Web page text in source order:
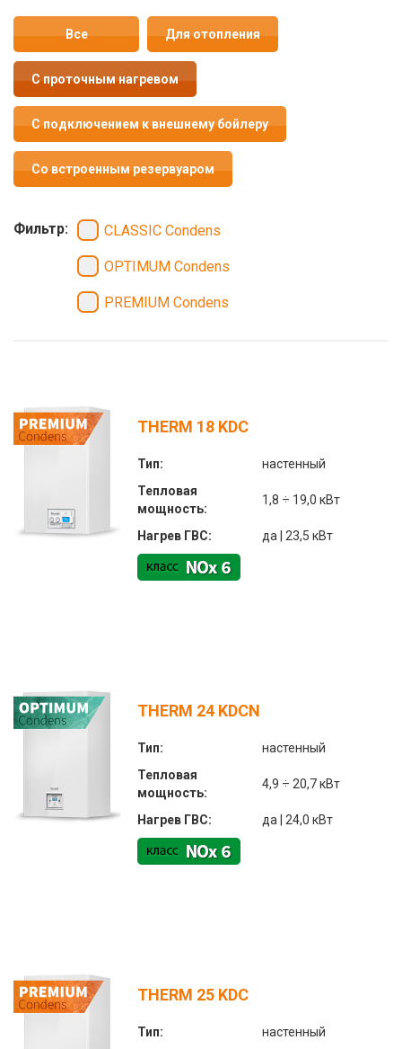
Все Для отопления
С проточным нагревом
С подключением к внешнему бойлеру
Со встроенным резервуаром
Фильтр: CLASSIC Condens
OPTIMUM Condens
PREMIUM Condens
THERM 18 KDC
Тип:
настенный
Тепловая
мощность:
1,8 ÷ 19,0 кВт
Нагрев ГВС: да | 23,5 кВт
THERM 24 KDCN
Тип:
настенный
Тепловая
мощность:
4,9 ÷ 20,7 кВт
Нагрев ГВС: да | 24,0 кВт
THERM 25 KDC
Тип: настенный